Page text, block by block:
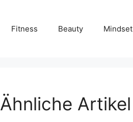
Fitness Beauty Mindset
Ähnliche Artikel